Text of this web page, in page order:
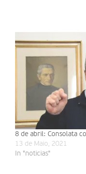
8 de abril: Consolata
13 de Maio, 2021
In "noticias"